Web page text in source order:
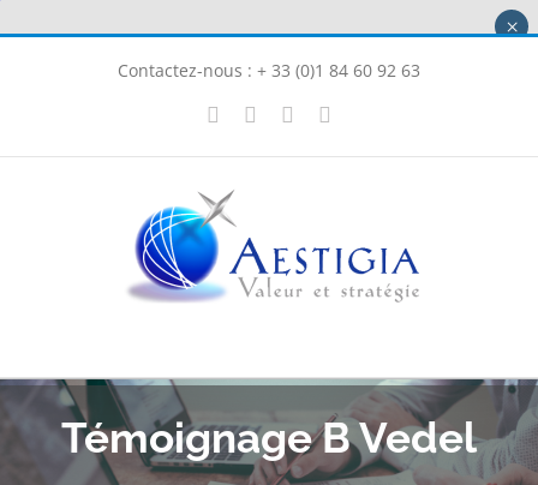
Contactez-nous : + 33 (0)1 84 60 92 63
LinkedInInstagram
Témoignage B Vedel
×